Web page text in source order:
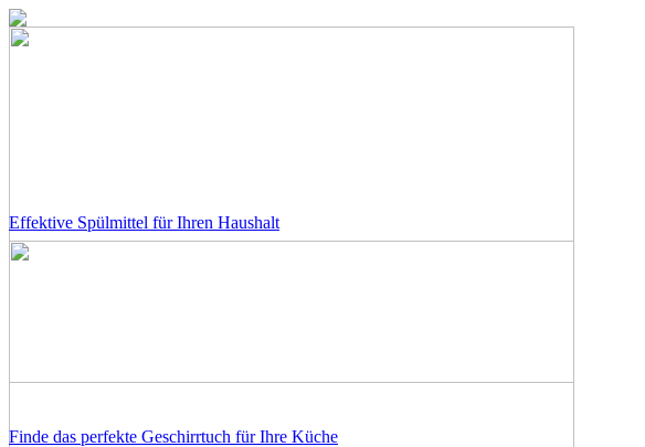
Effektive Spülmittel für Ihren Haushalt
Finde das perfekte Geschirrtuch für Ihre Küche